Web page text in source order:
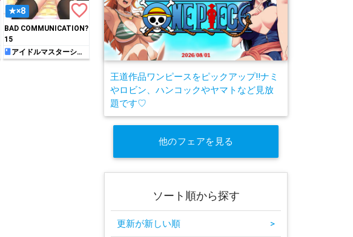
★×8 favorite_border
BAD COMMUNICATION?
15
アイドルマスターシン
デレラガールズ
王道作品ワンピースをピックアップ!!ナミ
やロビン、ハンコックやヤマトなど見放
題です♡
他のフェアを見る
ソート順から探す
更新が新しい順 >